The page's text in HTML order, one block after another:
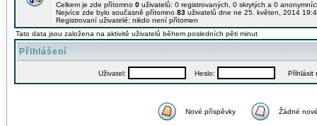
Celkem je zde přítomno 0 uživatelů: 0 registrovaných, 0 skrytých a 0
Nejvíce zde bylo současně přítomno 83 uživatelů dne ne 25. květen, 2014
Registrovaní uživatelé: nikdo není přítomen
Tato data jsou založena na aktivitě uživatelů během posledních pěti minut
Přihlášení
Uživatel: Heslo: Přihlásit
Nové příspěvky Žádné